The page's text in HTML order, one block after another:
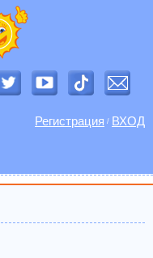
Регистрация / ВХОД